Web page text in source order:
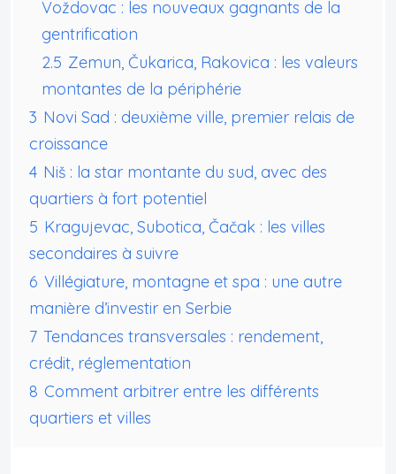
Voždovac : les nouveaux gagnants de la
gentrification
2.5 Zemun, Čukarica, Rakovica : les valeurs
montantes de la périphérie
3 Novi Sad : deuxième ville, premier relais de
croissance
4 Niš : la star montante du sud, avec des
quartiers à fort potentiel
5 Kragujevac, Subotica, Čačak : les villes
secondaires à suivre
6 Villégiature, montagne et spa : une autre
manière d’investir en Serbie
7 Tendances transversales : rendement,
crédit, réglementation
8 Comment arbitrer entre les différents
quartiers et villes